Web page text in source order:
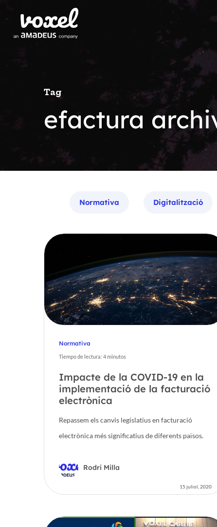
Tag
efactura
Normativa Digitalització
Normativa
Tiempo de lectura: 4minutos
Impacte de la COVID-19 en la
implementació de la facturació
electrònica
Repassem els canvis legislatius en facturació
electrònica més significatius de diferents països.
Rodri Milla
15 juliol, 2020